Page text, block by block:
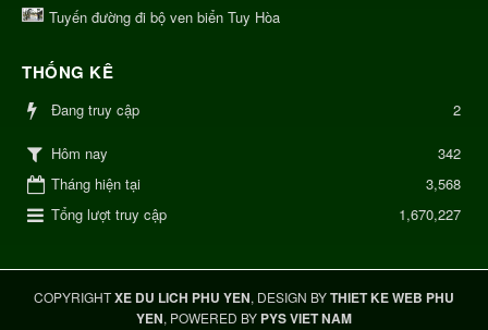
Tuyến đường đi bộ ven biển Tuy Hòa
THỐNG KÊ
Đang truy cập 2
Hôm nay
342
Tháng hiện tại
3,568
Tổng lượt truy cập
1,670,227
COPYRIGHTXE DU LICH PHU YEN, DESIGN BYTHIET KE WEB PHU
YEN, POWERED BY PYS VIET NAM